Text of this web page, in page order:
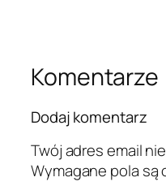
Komentarze
Dodaj komentarz
Twój adres email
Wymagane pola